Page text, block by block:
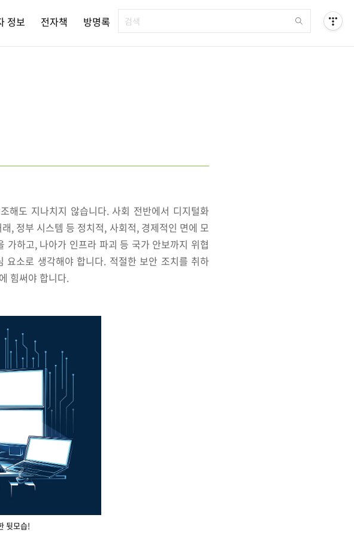
정보 전자책 방명록
해도 지나치지 않습니다. 사회 전반에서 디지털화
, 정부 시스템 등 정치적, 사회적, 경제적인 면에 모
하고, 나아가 인프라 파괴 등 국가 안보까지 위협
소로 생각해야 합니다. 적절한 보안 조치를 취하
힘써야 합니다.
뒷모습!